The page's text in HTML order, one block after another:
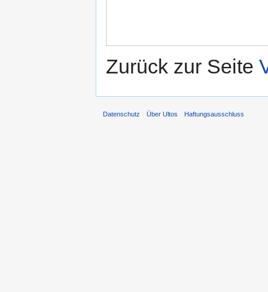
Zurück zur Seite
Datenschutz Über Ultos Haftungsausschluss